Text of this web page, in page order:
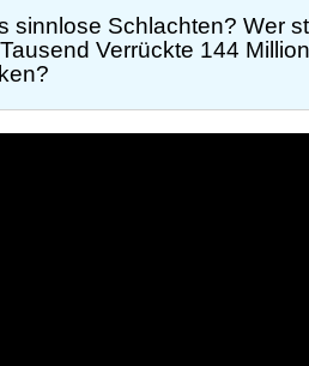
sinnlose Schlachten? Wer
Verrückte 144